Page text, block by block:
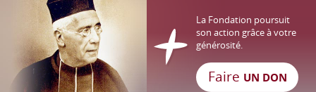
La Fondation poursuit
son action grâce à votre
générosité.
Faire UN DON